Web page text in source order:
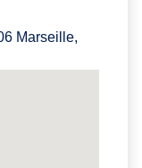
Marseille,